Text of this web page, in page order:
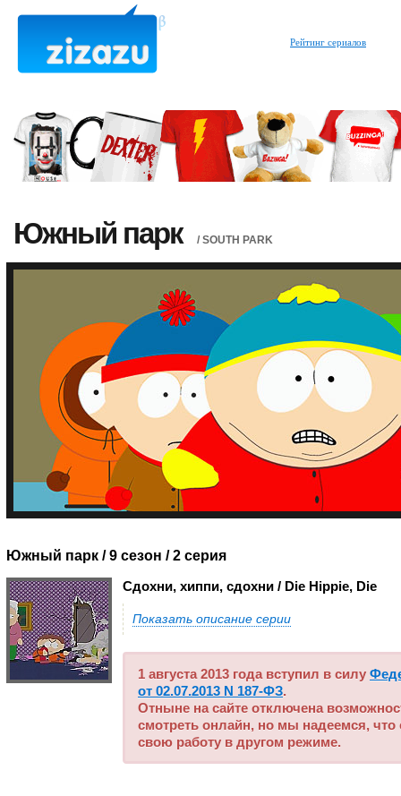
Рейтинг сериалов
Южный парк / SOUTH PARK
Южный парк / 9 сезон / 2 серия
Сдохни, хиппи, сдохни / Die Hippie, Die
Показать описание серии
1 августа 2013 года вступил в силу
от 02.07.2013 N 187-ФЗ.
Отныне на сайте отключена
смотреть онлайн, но мы надеемся, что
свою работу в другом режиме.